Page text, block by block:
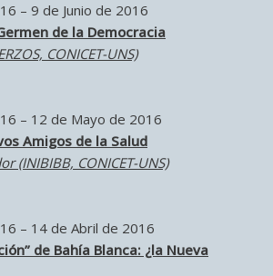
– 9 de Junio de 2016
de la Democracia
CONICET-UNS)
– 12 de Mayo de 2016
Amigos de la Salud
(INIBIBB, CONICET-UNS)
– 14 de Abril de 2016
de Bahía Blanca: ¿la Nueva